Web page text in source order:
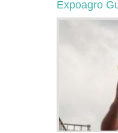
Expoagro